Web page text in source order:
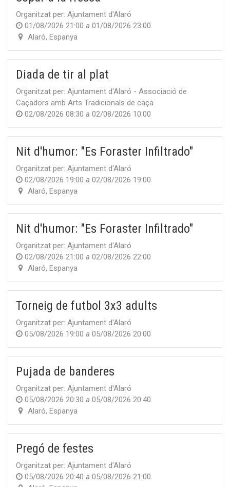
Organitzat per: Ajuntament d'Alaró
01/08/2026 21:00 a 01/08/2026 23:00
Alaró,Espanya
Diada de tir al plat
Organitzat per: Ajuntament d'Alaró - Associació de
Caçadors amb Arts Tradicionals de caça
02/08/2026 08:30 a 02/08/2026 10:00
Nit d'humor: "Es Foraster Infiltrado"
Organitzat per: Ajuntament d'Alaró
02/08/2026 19:00 a 02/08/2026 19:00
Alaró,Espanya
Nit d'humor: "Es Foraster Infiltrado"
Organitzat per: Ajuntament d'Alaró
02/08/2026 21:00 a 02/08/2026 22:00
Alaró,Espanya
Torneig de futbol 3x3 adults
Organitzat per: Ajuntament d'Alaró
05/08/2026 19:00 a 05/08/2026 20:00
Pujada de banderes
Organitzat per: Ajuntament d'Alaró
05/08/2026 20:30 a 05/08/2026 20:40
Alaró,Espanya
Pregó de festes
Organitzat per: Ajuntament d'Alaró
05/08/2026 20:40 a 05/08/2026 21:00